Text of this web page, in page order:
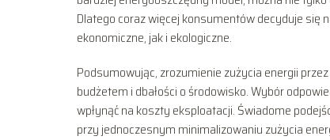
Dlatego coraz więcej konsumentów decyduje
ekonomiczne, jak i ekologiczne.
Podsumowując, zrozumienie zużycia energii
budżetem i dbałości o środowisko. Wybór
wpłynąć na koszty eksploatacji. Świadome
przy jednoczesnym minimalizowaniu zużycia